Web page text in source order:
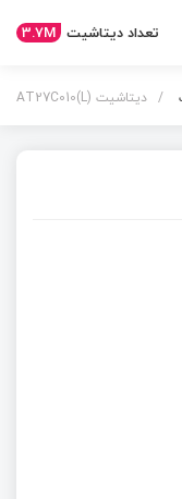
تعداد دیتاشیت 3.7M
دیتاشیت AT27C010(L)